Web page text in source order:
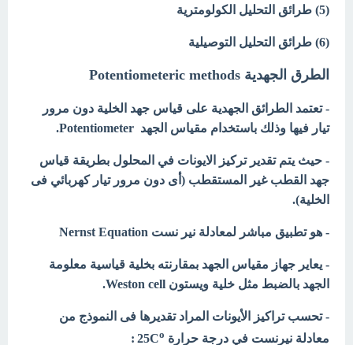
(5) طرائق التحليل الكولومترية
(6) طرائق التحليل التوصيلية
الطرق الجهدية Potentiometeric methods
- تعتمد الطرائق الجهدية على قياس جهد الخلية دون مرور
تيار فيها وذلك باستخدام مقياس الجهد Potentiometer.
- حيث يتم تقدير تركيز الايونات في المحلول بطريقة قياس
جهد القطب غير المستقطب (أى دون مرور تيار كهربائي فى
الخلية).
- هو تطبيق مباشر لمعادلة نير نست Nernst Equation
- يعاير جهاز مقياس الجهد بمقارنته بخلية قياسية معلومة
الجهد بالضبط مثل خلية ويستون Weston cell.
- تحسب تراكيز الأيونات المراد تقديرها فى النموذج من
معادلة نيرنست في درجة حرارة 25C o
: